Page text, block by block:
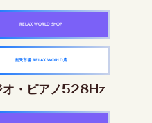
RELAX WORLD SHOP
楽天市場 RELAX WORLD店
オ・ピアノ528Hz